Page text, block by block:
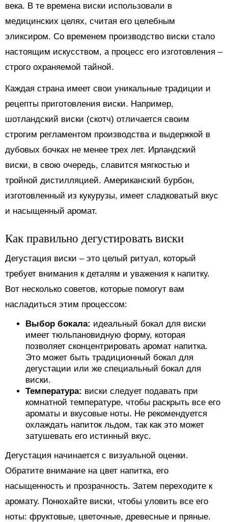
века. В те времена виски использовали в
медицинских целях, считая его целебным
эликсиром. Со временем производство виски стало
настоящим искусством, а процесс его изготовления –
строго охраняемой тайной.
Каждая страна имеет свои уникальные традиции и
рецепты приготовления виски. Например,
шотландский виски (скотч) отличается своим
строгим регламентом производства и выдержкой в
дубовых бочках не менее трех лет. Ирландский
виски, в свою очередь, славится мягкостью и
тройной дистилляцией. Американский бурбон,
изготовленный из кукурузы, имеет сладковатый вкус
и насыщенный аромат.
Как правильно дегустировать виски
Дегустация виски – это целый ритуал, который
требует внимания к деталям и уважения к напитку.
Вот несколько советов, которые помогут вам
насладиться этим процессом:
Выбор бокала: идеальный бокал для виски
имеет тюльпановидную форму, которая
позволяет сконцентрировать аромат напитка.
Это может быть традиционный бокал для
дегустации или же специальный бокал для
виски.
Температура: виски следует подавать при
комнатной температуре, чтобы раскрыть все его
ароматы и вкусовые ноты. Не рекомендуется
охлаждать напиток льдом, так как это может
затушевать его истинный вкус.
Дегустация начинается с визуальной оценки.
Обратите внимание на цвет напитка, его
насыщенность и прозрачность. Затем переходите к
аромату. Понюхайте виски, чтобы уловить все его
ноты: фруктовые, цветочные, древесные и пряные.